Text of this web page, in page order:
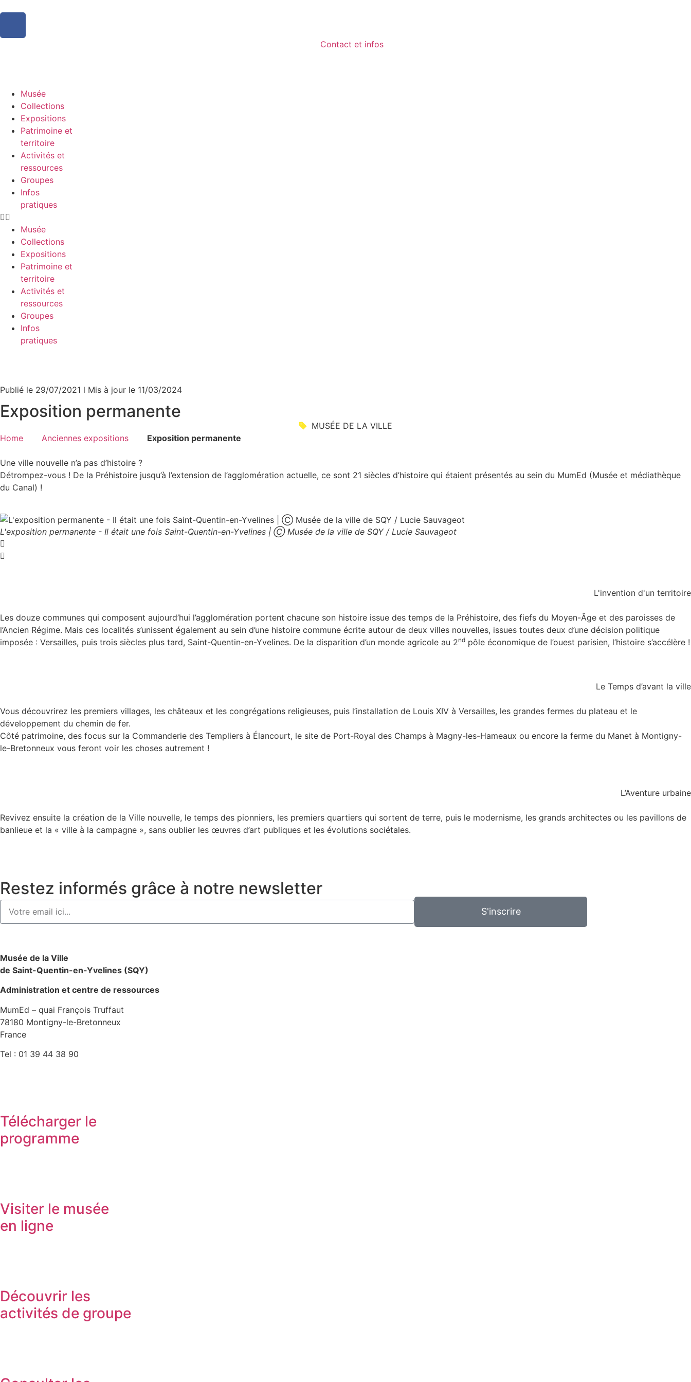
Contact et infos
Musée
Collections
Expositions
Patrimoine et
territoire
Activités et
ressources
Groupes
Infos
pratiques
Musée
Collections
Expositions
Patrimoine et
territoire
Activités et
ressources
Groupes
Infos
pratiques
Publié le 29/07/2021 l Mis à jour le 11/03/2024
Exposition permanente
MUSÉE DE LA VILLE
Home
Anciennes expositions Exposition permanente
Une ville nouvelle n’a pas d’histoire ?
Détrompez-vous ! De la Préhistoire jusqu’à l’extension de l’agglomération actuelle, ce sont 21 siècles d’histoire qui étaient présentés au sein du MumEd (Musée et médiathèque
du Canal) !
L'exposition permanente - Il était une fois Saint-Quentin-en-Yvelines | Ⓒ Musée de la ville de SQY / Lucie Sauvageot
L'invention d'un territoire
Les douze communes qui composent aujourd’hui l’agglomération portent chacune son histoire issue des temps de la Préhistoire, des fiefs du Moyen-Âge et des paroisses de
l’Ancien Régime. Mais ces localités s’unissent également au sein d’une histoire commune écrite autour de deux villes nouvelles, issues toutes deux d’une décision politique
imposée : Versailles, puis trois siècles plus tard, Saint-Quentin-en-Yvelines. De la disparition d’un monde agricole au 2nd pôle économique de l’ouest parisien, l’histoire s’accélère !
Le Temps d’avant la ville
Vous découvrirez les premiers villages, les châteaux et les congrégations religieuses, puis l’installation de Louis XIV à Versailles, les grandes fermes du plateau et le
développement du chemin de fer.
Côté patrimoine, des focus sur la Commanderie des Templiers à Élancourt, le site de Port-Royal des Champs à Magny-les-Hameaux ou encore la ferme du Manet à Montigny-
le-Bretonneux vous feront voir les choses autrement !
L’Aventure urbaine
Revivez ensuite la création de la Ville nouvelle, le temps des pionniers, les premiers quartiers qui sortent de terre, puis le modernisme, les grands architectes ou les pavillons de
banlieue et la « ville à la campagne », sans oublier les œuvres d’art publiques et les évolutions sociétales.
Restez informés grâce à notre newsletter
S'inscrire
Musée de la Ville
de Saint-Quentin-en-Yvelines (SQY)
Administration et centre de ressources
MumEd – quai François Truffaut
78180 Montigny-le-Bretonneux
France
Tel : 01 39 44 38 90
Télécharger le
programme
Visiter le musée
en ligne
Découvrir les
activités de groupe